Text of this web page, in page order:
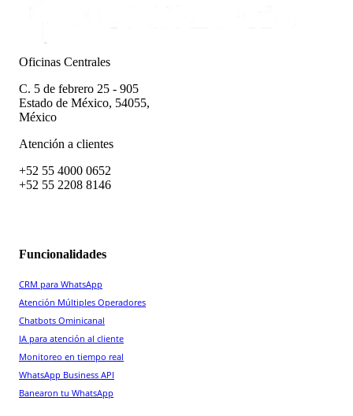
Oficinas Centrales
C. 5 de febrero 25 - 905
Estado de México, 54055,
México
Atención a clientes
+52 55 4000 0652
+52 55 2208 8146
Funcionalidades
CRM para WhatsApp
Atención Múltiples Operadores
Chatbots Ominicanal
IA para atención al cliente
Monitoreo en tiempo real
WhatsApp Business API
Banearon tu WhatsApp